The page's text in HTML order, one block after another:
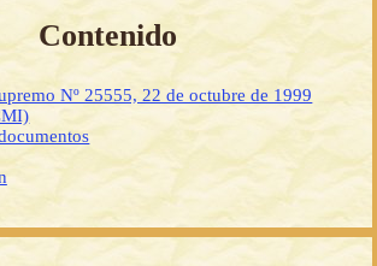
Contenido
Nº 25555, 22 de octubre de 1999